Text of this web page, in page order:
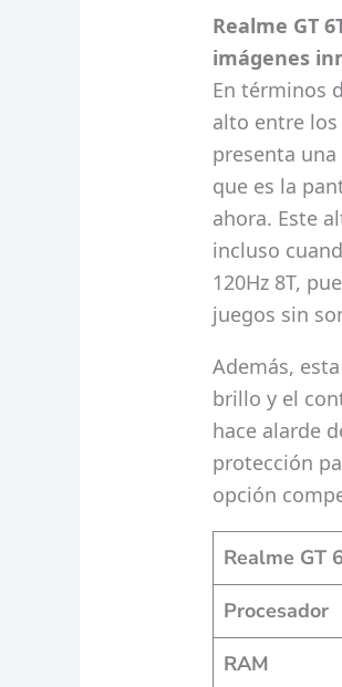
Realme GT
imágenes
En términos
alto entre
presenta
que es la
ahora. Este
incluso
120Hz 8T,
juegos sin
Además,
brillo y el
hace alarde
protección
opción
Realme GT
Procesador
RAM